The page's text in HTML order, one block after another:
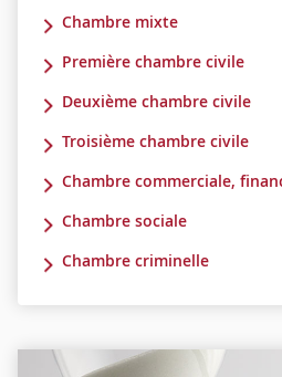
Chambre mixte
Première chambre civile
Deuxième chambre civile
Troisième chambre civile
Chambre commerciale,
Chambre sociale
Chambre criminelle